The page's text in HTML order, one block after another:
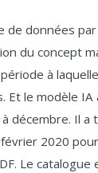
de données par
du concept
à
Et le modèle
décembre. Il
2020
Le catalogue